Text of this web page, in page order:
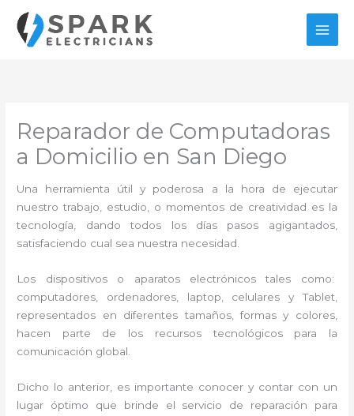
contenido
Reparador de Computadoras
a Domicilio en San Diego
Una herramienta útil y poderosa a la hora de ejecutar
nuestro trabajo, estudio, o momentos de creatividad es la
tecnología, dando todos los días pasos agigantados,
satisfaciendo cual sea nuestra necesidad.
Los dispositivos o aparatos electrónicos tales como:
computadores, ordenadores, laptop, celulares y Tablet,
representados en diferentes tamaños, formas y colores,
hacen parte de los recursos tecnológicos para la
comunicación global.
Dicho lo anterior, es importante conocer y contar con un
lugar óptimo que brinde el servicio de reparación
para